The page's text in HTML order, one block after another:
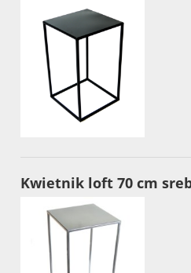
Kwietnik loft 70 cm